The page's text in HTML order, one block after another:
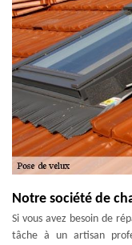
Notre société de
Si vous avez besoin de
tâche à un artisan